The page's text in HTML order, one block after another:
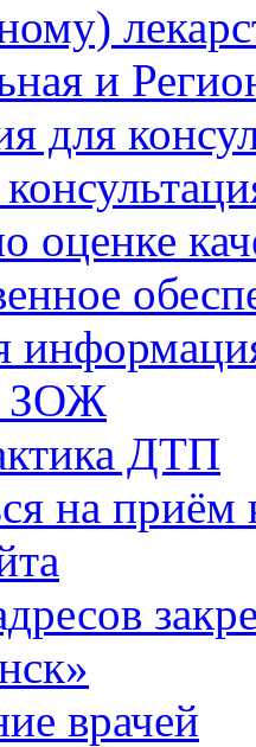
и
для
оценке
ЗОЖ
ДТП
на приём
врачей